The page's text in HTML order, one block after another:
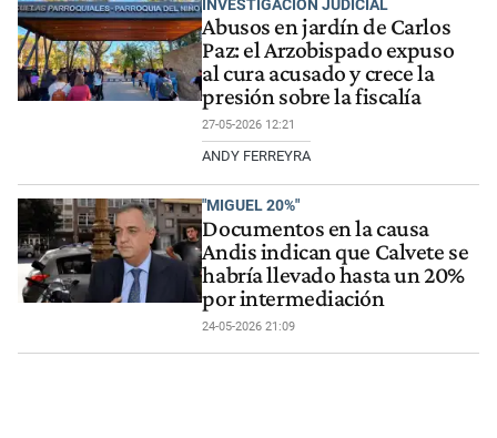
INVESTIGACIÓN JUDICIAL
Abusos en jardín de Carlos
Paz: el Arzobispado expuso
al cura acusado y crece la
presión sobre la fiscalía
27-05-2026 12:21
ANDY FERREYRA
"MIGUEL 20%"
Documentos en la causa
Andis indican que Calvete se
habría llevado hasta un 20%
por intermediación
24-05-2026 21:09